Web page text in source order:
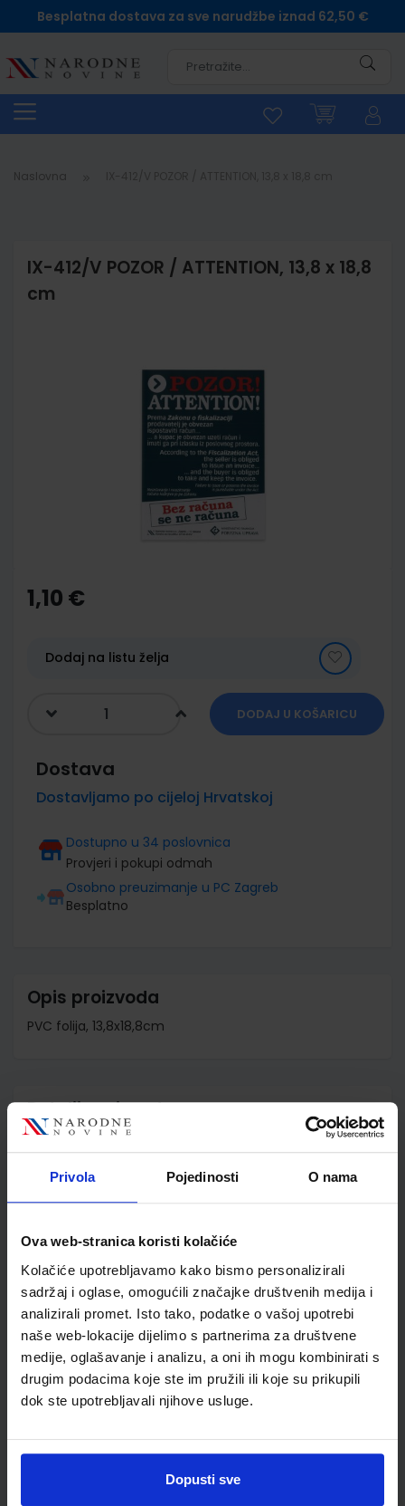
Privola Pojedinosti O nama
Ova web-stranica koristi kolačiće
Kolačiće upotrebljavamo kako bismo personalizirali
sadržaj i oglase, omogućili značajke društvenih medija i
analizirali promet. Isto tako, podatke o vašoj upotrebi
naše web-lokacije dijelimo s partnerima za društvene
medije, oglašavanje i analizu, a oni ih mogu kombinirati s
drugim podacima koje ste im pružili ili koje su prikupili
dok ste upotrebljavali njihove usluge.
Dopusti sve
Besplatna dostava za sve narudžbe iznad 62,50 €
Naslovna
IX-412/V POZOR / ATTENTION, 13,8 x 18,8
cm
the
beginning
gallery
1,10 €
Dodaj na listu želja
DODAJ U KOŠARICU
Dostava
Dostavljamo po cijeloj Hrvatskoj
Dostupno u 34 poslovnica
Provjeri i pokupi odmah
Osobno preuzimanje u PC Zagreb
Besplatno
Opis proizvoda
PVC folija, 13,8x18,8cm
Detalji proizvoda
Šifra proizvoda
Newsletter prijava
Prijavite se kako bi primali informacije o novim
proizvodima i uslugama, akcijama i drugim
pogodnostima